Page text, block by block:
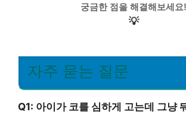
궁금한 점을 해결해보세요!
💡
자주 묻는 질문
Q1: 아이가 코를 심하게 고는데 그냥